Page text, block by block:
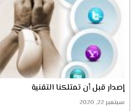
إصدار قبل أن تمتلكنا التقنية
سبتمبر 22, 2020